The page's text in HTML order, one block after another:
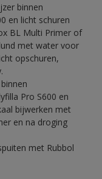
binnen
en licht schuren
BL Multi Primer of
met water voor
opschuren,
Pro S600 en
bijwerken met
en na droging
met Rubbol